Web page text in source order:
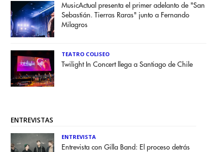
MusicActual presenta el primer adelanto de "San
Sebastián. Tierras Raras" junto a Fernando
Milagros
TEATRO COLISEO
Twilight In Concert llega a Santiago de Chile
ENTREVISTAS
ENTREVISTA
Entrevista con Gilla Band: El proceso detrás